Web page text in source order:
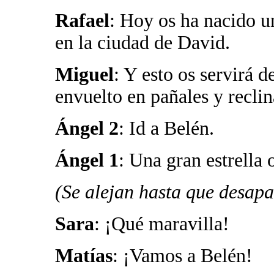
Rafael: Hoy os ha nacido
en la ciudad de David.
Miguel: Y esto os servirá
envuelto en pañales y
Ángel 2: Id a Belén.
Ángel 1: Una gran estrella
(Se alejan hasta que
Sara: ¡Qué maravilla!
Matías: ¡Vamos a Belén!